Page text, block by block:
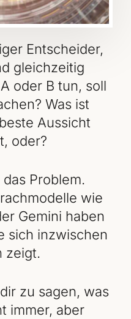
Entscheider,
gleichzeitig
oder B tun, soll
Was ist
Aussicht
oder?
Problem.
wie
Gemini haben
sich inzwischen
zeigt.
zu sagen, was
immer, aber